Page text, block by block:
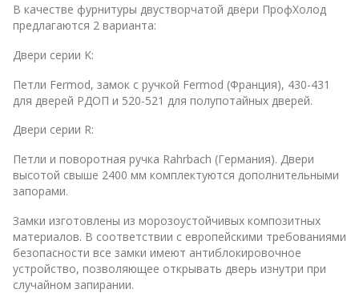
В качестве фурнитуры двустворчатой двери ПрофХолод
предлагаются 2 варианта:
Двери серии K:
Петли Fermod, замок с ручкой Fermod (Франция), 430-431
для дверей РДОП и 520-521 для полупотайных дверей.
Двери серии R:
Петли и поворотная ручка Rahrbach (Германия). Двери
высотой свыше 2400 мм комплектуются дополнительными
запорами.
Замки изготовлены из морозоустойчивых композитных
материалов. В соответствии с европейскими требованиями
безопасности все замки имеют антиблокировочное
устройство, позволяющее открывать дверь изнутри при
случайном запирании.